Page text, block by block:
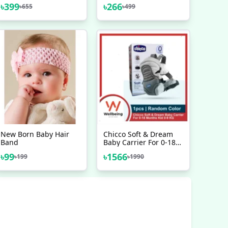
Baby Care Kit Nursing
৳399৳655
Mumpot
৳266৳499
New Born Baby Hair
Band
৳99৳199
Chicco Soft & Dream
Baby Carrier For 0-18
Different Position
৳1566৳1990